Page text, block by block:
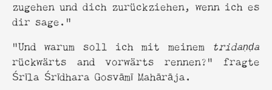
zugehen und dich zurückziehen, wenn ich es
dir sage."
“Und warum soll ich mit meinem tridaṇḍa
rückwärts and vorwärts rennen?” fragte
Śrīla Śrīdhara Gosvāmī Mahārāja.